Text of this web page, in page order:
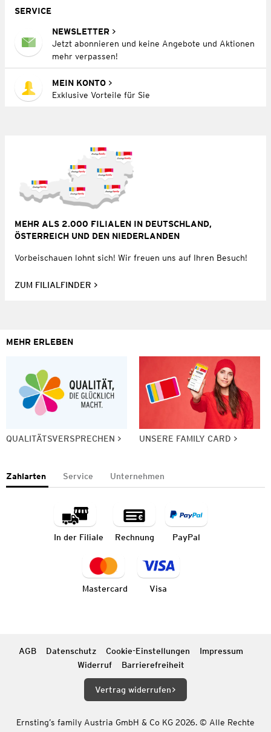
SERVICE
NEWSLETTER
Jetzt abonnieren und keine Angebote und Aktionen
mehr verpassen!
MEIN KONTO
Exklusive Vorteile für Sie
MEHR ALS 2.000 FILIALEN IN DEUTSCHLAND,
ÖSTERREICH UND DEN NIEDERLANDEN
Vorbeischauen lohnt sich! Wir freuen uns auf Ihren Besuch!
ZUM FILIALFINDER
MEHR ERLEBEN
QUALITÄTSVERSPRECHEN UNSERE FAMILY CARD
Zahlarten Service Unternehmen
In der Filiale Rechnung PayPal
Mastercard Visa
AGB Datenschutz Cookie-Einstellungen
Impressum
Widerruf
Barrierefreiheit
Vertrag widerrufen
Ernsting’s family Austria GmbH & Co KG 2026. © Alle Rechte